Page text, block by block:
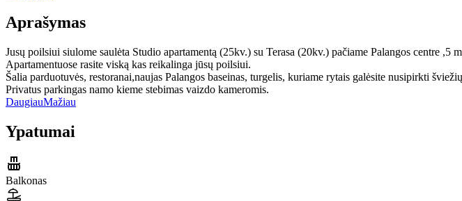
Aprašymas
Jusų poilsiui siulome saulėta Studio apartamentą (25kv.) su Terasa (20kv.) pačiame Palangos centre
Apartamentuose rasite viską kas reikalinga jūsų poilsiui.
Šalia parduotuvės, restoranai,naujas Palangos baseinas, turgelis, kuriame rytais galėsite nusipirkti
Privatus parkingas namo kieme stebimas vaizdo kameromis.
DaugiauMažiau
Ypatumai
Balkonas